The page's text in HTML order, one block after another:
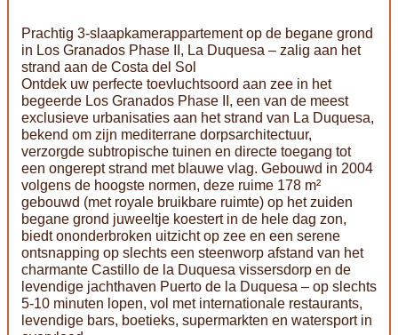
Prachtig 3-slaapkamerappartement op de begane grond
in Los Granados Phase II, La Duquesa – zalig aan het
strand aan de Costa del Sol
Ontdek uw perfecte toevluchtsoord aan zee in het
begeerde Los Granados Phase II, een van de meest
exclusieve urbanisaties aan het strand van La Duquesa,
bekend om zijn mediterrane dorpsarchitectuur,
verzorgde subtropische tuinen en directe toegang tot
een ongerept strand met blauwe vlag. Gebouwd in 2004
volgens de hoogste normen, deze ruime 178 m²
gebouwd (met royale bruikbare ruimte) op het zuiden
begane grond juweeltje koestert in de hele dag zon,
biedt ononderbroken uitzicht op zee en een serene
ontsnapping op slechts een steenworp afstand van het
charmante Castillo de la Duquesa vissersdorp en de
levendige jachthaven Puerto de la Duquesa – op slechts
5-10 minuten lopen, vol met internationale restaurants,
levendige bars, boetieks, supermarkten en watersport in